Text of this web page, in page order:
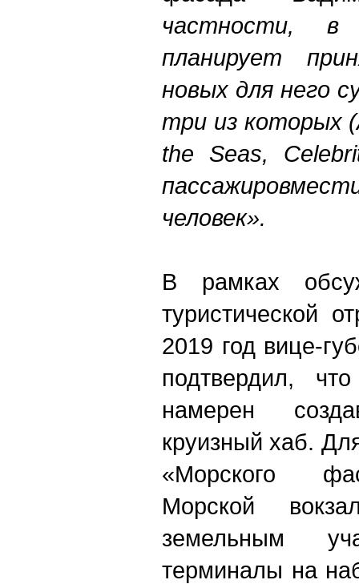
частности,
планирует
новых для него
три из которых
the Seas,
человек».
В рамках
туристической
2019 год вице-
подтвердил,
намерен
круизный хаб.
«Морского
Морской
земельным
терминалы на